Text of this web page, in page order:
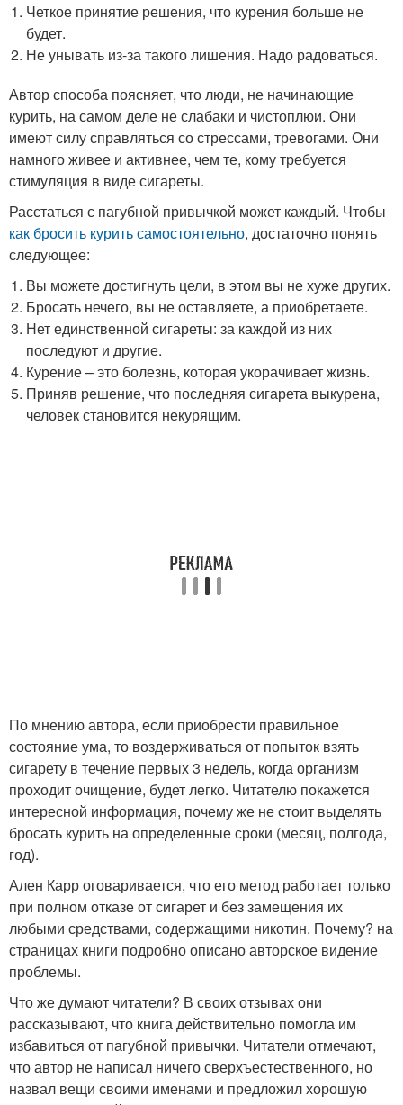
Четкое принятие решения, что курения больше не
будет.
Не унывать из-за такого лишения. Надо радоваться.
Автор способа поясняет, что люди, не начинающие
курить, на самом деле не слабаки и чистоплюи. Они
имеют силу справляться со стрессами, тревогами. Они
намного живее и активнее, чем те, кому требуется
стимуляция в виде сигареты.
Расстаться с пагубной привычкой может каждый. Чтобы
как бросить курить самостоятельно, достаточно понять
следующее:
Вы можете достигнуть цели, в этом вы не хуже других.
Бросать нечего, вы не оставляете, а приобретаете.
Нет единственной сигареты: за каждой из них
последуют и другие.
Курение – это болезнь, которая укорачивает жизнь.
Приняв решение, что последняя сигарета выкурена,
человек становится некурящим.
По мнению автора, если приобрести правильное
состояние ума, то воздерживаться от попыток взять
сигарету в течение первых 3 недель, когда организм
проходит очищение, будет легко. Читателю покажется
интересной информация, почему же не стоит выделять
бросать курить на определенные сроки (месяц, полгода,
год).
Ален Карр оговаривается, что его метод работает только
при полном отказе от сигарет и без замещения их
любыми средствами, содержащими никотин. Почему? на
страницах книги подробно описано авторское видение
проблемы.
Что же думают читатели? В своих отзывах они
рассказывают, что книга действительно помогла им
избавиться от пагубной привычки. Читатели отмечают,
что автор не написал ничего сверхъестественного, но
назвал вещи своими именами и предложил хорошую